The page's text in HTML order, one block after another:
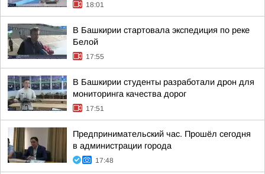
18:01
В Башкирии стартовала экспедиция по реке
Белой
17:55
В Башкирии студенты разработали дрон для
мониторинга качества дорог
17:51
Предпринимательский час. Прошёл сегодня
в администрации города
17:48